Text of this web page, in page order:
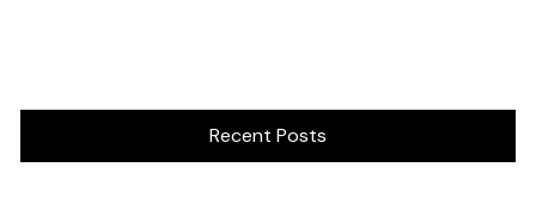
Recent Posts